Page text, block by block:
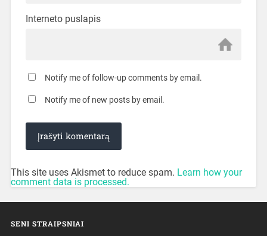
Interneto puslapis
Notify me of follow-up comments by email.
Notify me of new posts by email.
This site uses Akismet to reduce spam. Learn how your
comment data is processed.
SENI STRAIPSNIAI